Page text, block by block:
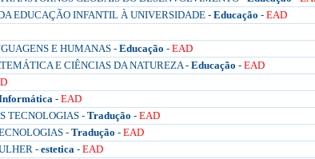
EDUCAÇÃO INFANTIL À UNIVERSIDADE -Educação - EAD
E HUMANAS -Educação - EAD
E CIÊNCIAS DA NATUREZA - Educação - EAD
- EAD
TECNOLOGIAS - Tradução - EAD
- Tradução - EAD
- estetica - EAD